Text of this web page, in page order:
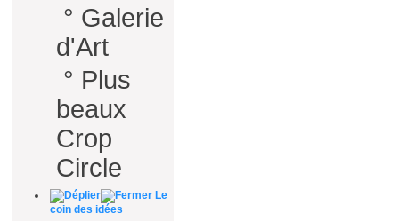
° Galerie
d'Art
° Plus
beaux
Crop
Circle
Le
coin des idées